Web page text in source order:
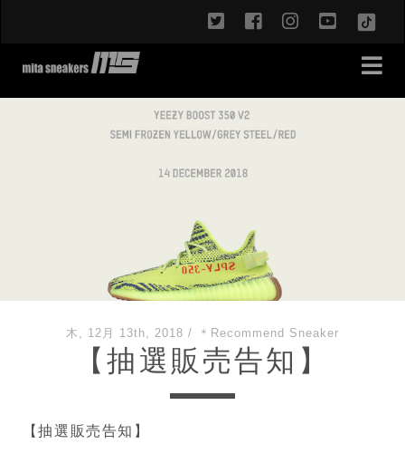
twitterfacebookinstagram
木, 12月 13th, 2018 / ＊Recommend Sneaker
【抽選販売告知】
【抽選販売告知】